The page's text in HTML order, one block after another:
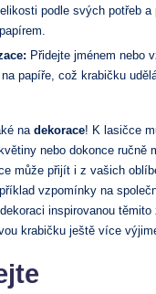
podle svých potřeb a
Přidejte jménem nebo
papíře, což krabičku
na dekorace! K lasičce
nebo dokonce ručně
může přijít i z vašich
vzpomínky na
inspirovanou těmito
krabičku ještě více